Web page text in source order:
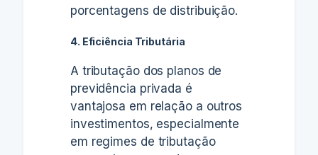
porcentagens de distribuição.
4. Eficiência Tributária
A tributação dos planos de
previdência privada é
vantajosa em relação a outros
investimentos, especialmente
em regimes de tributação